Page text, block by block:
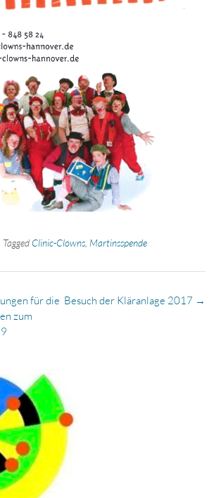
Tagged Clinic-Clowns Martinsspende
Besuch der Kläranlage 2017 →
für die
zum